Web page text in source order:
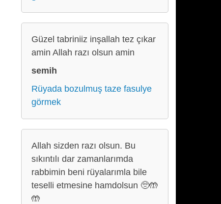
Güzel tabriniiz inşallah tez çıkar
amin Allah razı olsun amin
semih
Rüyada bozulmuş taze fasulye
görmek
Allah sizden razı olsun. Bu
sıkıntılı dar zamanlarımda
rabbimin beni rüyalarımla bile
teselli etmesine hamdolsun 🥺🤲
🤲